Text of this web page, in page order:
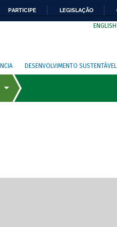
PARTICIPE LEGISLAÇÃO
ENGLISH
DESENVOLVIMENTO SUSTENTÁVEL
de